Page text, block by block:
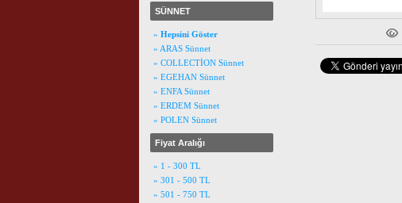
SÜNNET
» Hepsini Göster
» ARAS Sünnet
» COLLECTİON Sünnet
» EGEHAN Sünnet
» ENFA Sünnet
» ERDEM Sünnet
» POLEN Sünnet
Fiyat Aralığı
» 1 - 300 TL
» 301 - 500 TL
» 501 - 750 TL